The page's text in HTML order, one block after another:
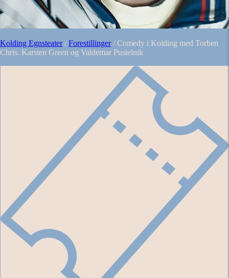
Kolding Egnsteater/Forestillinger/Comedy i Kolding med Torben
Chris. Karsten Green og Valdemar Pustelnik